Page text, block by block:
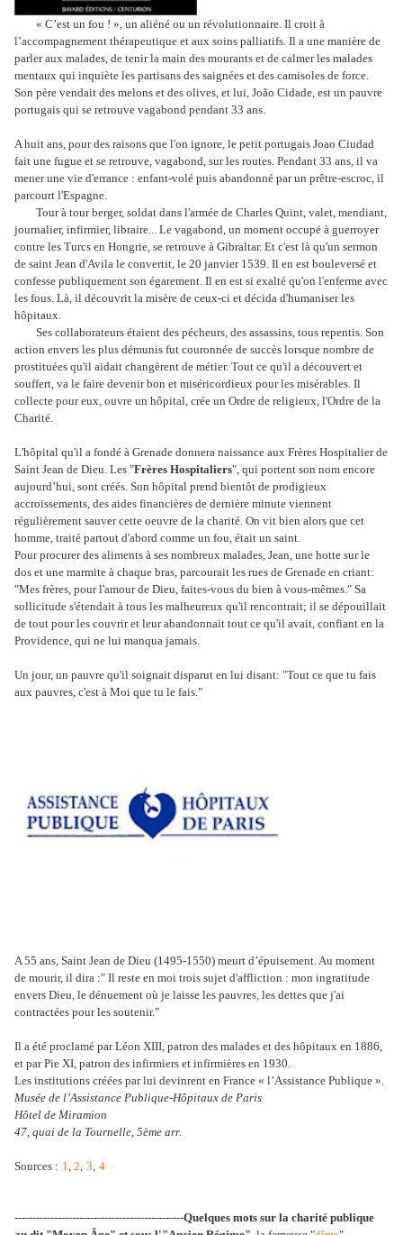
« C’est un fou ! », un aliéné ou un révolutionnaire. Il croit à
l’accompagnement thérapeutique et aux soins palliatifs. Il a une manière de
parler aux malades, de tenir la main des mourants et de calmer les malades
mentaux qui inquiète les partisans des saignées et des camisoles de force.
Son père vendait des melons et des olives, et lui, João Cidade, est un pauvre
portugais qui se retrouve vagabond pendant 33 ans.
A huit ans, pour des raisons que l'on ignore, le petit portugais Joao Ciudad
fait une fugue et se retrouve, vagabond, sur les routes. Pendant 33 ans, il va
mener une vie d'errance : enfant-volé puis abandonné par un prêtre-escroc, il
parcourt l'Espagne.
Tour à tour berger, soldat dans l'armée de Charles Quint, valet, mendiant,
journalier, infirmier, libraire... Le vagabond, un moment occupé à guerroyer
contre les Turcs en Hongrie, se retrouve à Gibraltar. Et c'est là qu'un sermon
de saint Jean d'Avila le convertit, le 20 janvier 1539. Il en est bouleversé et
confesse publiquement son égarement. Il en est si exalté qu'on l'enferme avec
les fous. Là, il découvrit la misère de ceux-ci et décida d'humaniser les
hôpitaux.
Ses collaborateurs étaient des pécheurs, des assassins, tous repentis. Son
action envers les plus démunis fut couronnée de succès lorsque nombre de
prostituées qu'il aidait changèrent de métier. Tout ce qu'il a découvert et
souffert, va le faire devenir bon et miséricordieux pour les misérables. Il
collecte pour eux, ouvre un hôpital, crée un Ordre de religieux, l'Ordre de la
Charité.
L'hôpital qu'il a fondé à Grenade donnera naissance aux Frères Hospitalier de
Saint Jean de Dieu. Les "Frères Hospitaliers", qui portent son nom encore
aujourd’hui, sont créés. Son hôpital prend bientôt de prodigieux
accroissements, des aides financières de dernière minute viennent
régulièrement sauver cette oeuvre de la charité. On vit bien alors que cet
homme, traité partout d'abord comme un fou, était un saint.
Pour procurer des aliments à ses nombreux malades, Jean, une hotte sur le
dos et une marmite à chaque bras, parcourait les rues de Grenade en criant:
"Mes frères, pour l'amour de Dieu, faites-vous du bien à vous-mêmes." Sa
sollicitude s'étendait à tous les malheureux qu'il rencontrait; il se dépouillait
de tout pour les couvrir et leur abandonnait tout ce qu'il avait, confiant en la
Providence, qui ne lui manqua jamais.
Un jour, un pauvre qu'il soignait disparut en lui disant: "Tout ce que tu fais
aux pauvres, c'est à Moi que tu le fais."
A 55 ans, Saint Jean de Dieu (1495-1550) meurt d’épuisement. Au moment
de mourir, il dira :" Il reste en moi trois sujet d'affliction : mon ingratitude
envers Dieu, le dénuement où je laisse les pauvres, les dettes que j'ai
contractées pour les soutenir."
Il a été proclamé par Léon XIII, patron des malades et des hôpitaux en 1886,
et par Pie XI, patron des infirmiers et infirmières en 1930.
Les institutions créées par lui devinrent en France « l’Assistance Publique ».
Musée de l’Assistance Publique-Hôpitaux de Paris
Hôtel de Miramion
47, quai de la Tournelle, 5ème arr.
Sources : 1 2 3 4
-----------------------------------------------Quelques mots sur la charité publique